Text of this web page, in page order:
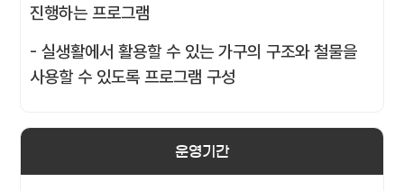
진행하는 프로그램
- 실생활에서 활용할 수 있는 가구의 구조와 철물을
사용할 수 있도록 프로그램 구성
운영기간